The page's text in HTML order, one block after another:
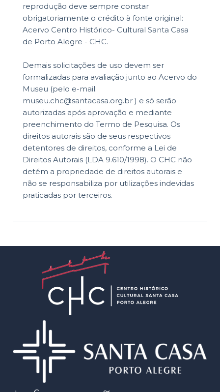
reprodução deve sempre constar
obrigatoriamente o crédito à fonte original:
Acervo Centro Histórico- Cultural Santa Casa
de Porto Alegre - CHC.
Demais solicitações de uso devem ser
formalizadas para avaliação junto ao Acervo do
Museu (pelo e-mail:
museu.chc@santacasa.org.br ) e só serão
autorizadas após aprovação e mediante
preenchimento do Termo de Pesquisa. Os
direitos autorais são de seus respectivos
detentores de direitos, conforme a Lei de
Direitos Autorais (LDA 9.610/1998). O CHC não
detém a propriedade de direitos autorais e
não se responsabiliza por utilizações indevidas
praticadas por terceiros.